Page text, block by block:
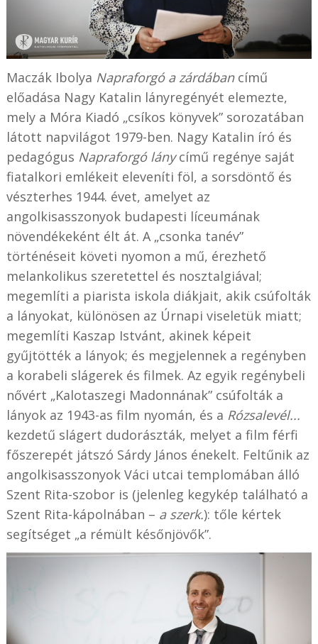
Maczák Ibolya Napraforgó a zárdábancímű
előadása Nagy Katalin lányregényét elemezte,
mely a Móra Kiadó „csíkos könyvek” sorozatában
látott napvilágot 1979-ben. Nagy Katalin író és
pedagógus Napraforgó lánycímű regénye saját
fiatalkori emlékeit eleveníti föl, a sorsdöntő és
vészterhes 1944. évet, amelyet az
angolkisasszonyok budapesti líceumának
növendékeként élt át. A „csonka tanév”
történéseit követi nyomon a mű, érezhető
melankolikus szeretettel és nosztalgiával;
megemlíti a piarista iskola diákjait, akik csúfolták
a lányokat, különösen az Úrnapi viseletük miatt;
megemlíti Kaszap Istvánt, akinek képeit
gyűjtötték a lányok; és megjelennek a regényben
a korabeli slágerek és filmek. Az egyik regénybeli
nővért „Kalotaszegi Madonnának” csúfolták a
lányok az 1943-as film nyomán, és a Rózsalevél...
kezdetű slágert dudorászták, melyet a film férfi
főszerepét játszó Sárdy János énekelt. Feltűnik az
angolkisasszonyok Váci utcai templomában álló
Szent Rita-szobor is (jelenleg kegykép található a
Szent Rita-kápolnában – a szerk.): tőle kértek
segítséget „a rémült későnjövők”.